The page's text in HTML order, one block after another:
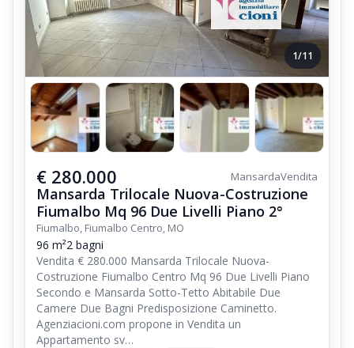
1/11
€ 280.000 MansardaVendita
Mansarda Trilocale Nuova-Costruzione
Fiumalbo Mq 96 Due Livelli Piano 2°
Fiumalbo, Fiumalbo Centro, MO
96 m²2 bagni
Vendita € 280.000 Mansarda Trilocale Nuova-
Costruzione Fiumalbo Centro Mq 96 Due Livelli Piano
Secondo e Mansarda Sotto-Tetto Abitabile Due
Camere Due Bagni Predisposizione Caminetto.
Agenziacioni.com propone in Vendita un
Appartamento sv…